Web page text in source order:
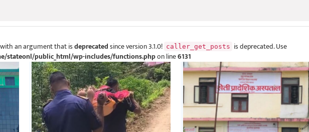
an argument that isdeprecatedsince version 3.1.0! caller_get_posts is deprecated. Use
stateonl/public_html/wp-includes/functions.phpon line6131